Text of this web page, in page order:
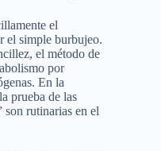
el
el simple burbujeo.
el método de
por
En la
prueba de las
son rutinarias en el